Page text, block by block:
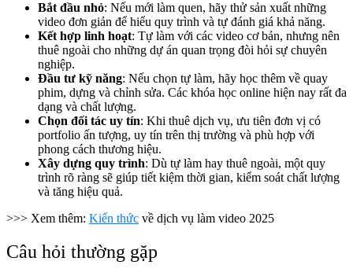
Bắt đầu nhỏ: Nếu mới làm quen, hãy thử sản xuất những
video đơn giản để hiểu quy trình và tự đánh giá khả năng.
Kết hợp linh hoạt: Tự làm với các video cơ bản, nhưng nên
thuê ngoài cho những dự án quan trọng đòi hỏi sự chuyên
nghiệp.
Đầu tư kỹ năng: Nếu chọn tự làm, hãy học thêm về quay
phim, dựng và chỉnh sửa. Các khóa học online hiện nay rất đa
dạng và chất lượng.
Chọn đối tác uy tín: Khi thuê dịch vụ, ưu tiên đơn vị có
portfolio ấn tượng, uy tín trên thị trường và phù hợp với
phong cách thương hiệu.
Xây dựng quy trình: Dù tự làm hay thuê ngoài, một quy
trình rõ ràng sẽ giúp tiết kiệm thời gian, kiểm soát chất lượng
và tăng hiệu quả.
>>> Xem thêm: Kiến thức về dịch vụ làm video 2025
Câu hỏi thường gặp